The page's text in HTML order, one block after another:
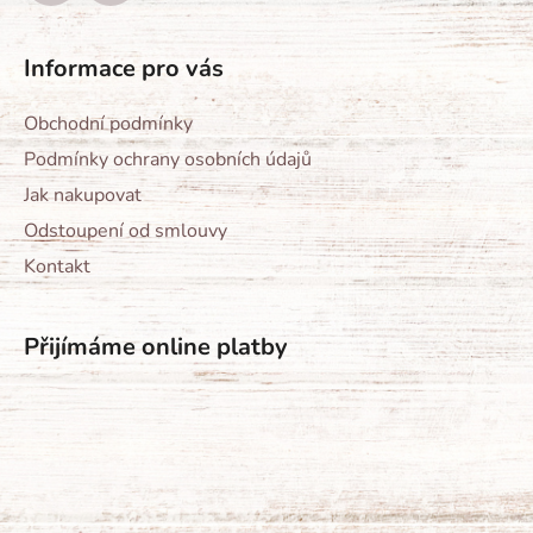
Informace pro vás
Obchodní podmínky
Podmínky ochrany osobních údajů
Jak nakupovat
Odstoupení od smlouvy
Kontakt
Přijímáme online platby